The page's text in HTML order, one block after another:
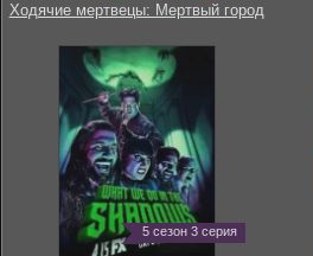
Ходячие мертвецы: Мертвый город
5 сезон 3 серия